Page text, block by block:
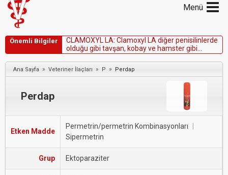
Menü
Önemli Bilgiler CLAMOXYL LA: Camoxy LA diğerpenisi in erde
o duğu gibi tavşan, kobayve hamstergibi
kemirgenlerdekullanılmamalıdır.
Ana Sayfa » Veteriner İlaçları » P » Perdap
Perdap
Etken Madde
Permetrin/permetrin Kombinasyonları
Sipermetrin
Grup Ektoparaziter